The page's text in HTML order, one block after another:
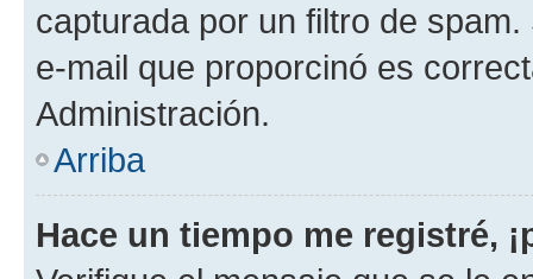
capturada por un filtro de
e-mail que proporcinó es
Administración.
Arriba
Hace un tiempo me registré,